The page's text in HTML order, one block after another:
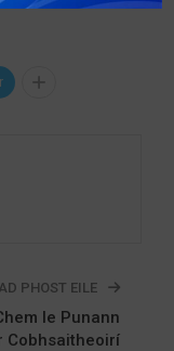
PHOST EILE
le Punann
Cobhsaitheoirí